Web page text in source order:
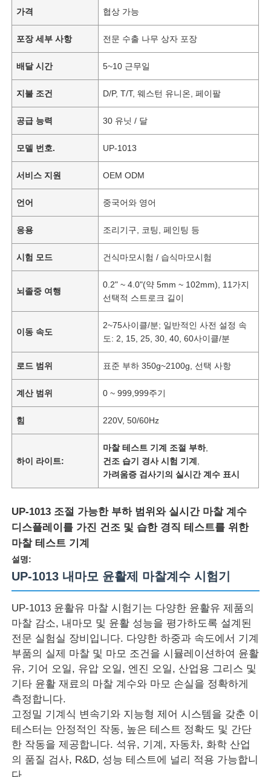
홈
제품 소개
회사 소개
가격 협상 가능
포장 세부 사항 전문 수출 나무 상자 포장
배달 시간 5~10 근무일
지불 조건 D/P, T/T, 웨스턴 유니온, 페이팔
공급 능력 30 유닛 / 달
모델 번호. UP-1013
서비스 지원 OEM ODM
언어 중국어와 영어
응용 조리기구, 코팅, 페인팅 등
시험 모드 건식마모시험 / 습식마모시험
뇌졸중 여행
0.2" ~ 4.0"(약 5mm ~ 102mm), 11가지
선택적 스트로크 길이
이동 속도
2~75사이클/분; 일반적인 사전 설정 속
도: 2, 15, 25, 30, 40, 60사이클/분
로드 범위 표준 부하 350g~2100g, 선택 사항
계산 범위 0 ~ 999,999주기
힘 220V, 50/60Hz
하이 라이트:
마찰 테스트 기계 조절 부하,
건조 습기 경사 시험 기계
가려움증 검사기의 실시간 계수 표시
UP-1013 조절 가능한 부하 범위와 실시간 마찰 계수
디스플레이를 가진 건조 및 습한 경직 테스트를 위한
마찰 테스트 기계
설명:
UP-1013 내마모 윤활제 마찰계수 시험기
UP-1013 윤활유 마찰 시험기는 다양한 윤활유 제품의
마찰 감소, 내마모 및 윤활 성능을 평가하도록 설계된
전문 실험실 장비입니다. 다양한 하중과 속도에서 기계
부품의 실제 마찰 및 마모 조건을 시뮬레이션하여 윤활
유, 기어 오일, 유압 오일, 엔진 오일, 산업용 그리스 및
기타 윤활 재료의 마찰 계수와 마모 손실을 정확하게
측정합니다.
고정밀 기계식 변속기와 지능형 제어 시스템을 갖춘 이
테스터는 안정적인 작동, 높은 테스트 정확도 및 간단
한 작동을 제공합니다. 석유, 기계, 자동차, 화학 산업
의 품질 검사, R&D, 성능 테스트에 널리 적용 가능합니
다.